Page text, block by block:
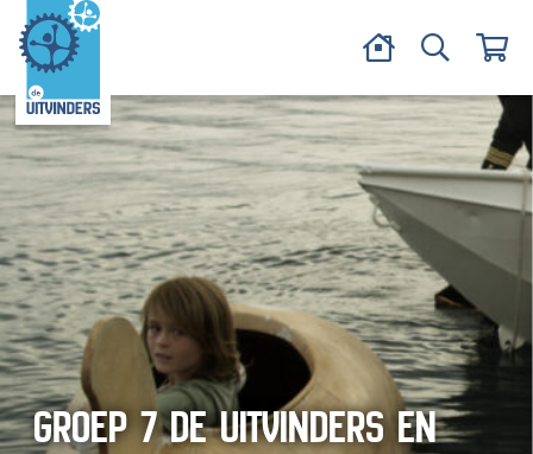
GROEP 7 DE UITVINDERS EN